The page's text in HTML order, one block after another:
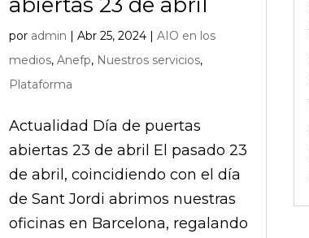
por admin |Abr 25, 2024 |AIO en los
medios,Anefp, Nuestros servicios,
Plataforma
Actualidad Día de puertas
abiertas 23 de abril El pasado 23
de abril, coincidiendo con el día
de Sant Jordi abrimos nuestras
oficinas en Barcelona, regalando